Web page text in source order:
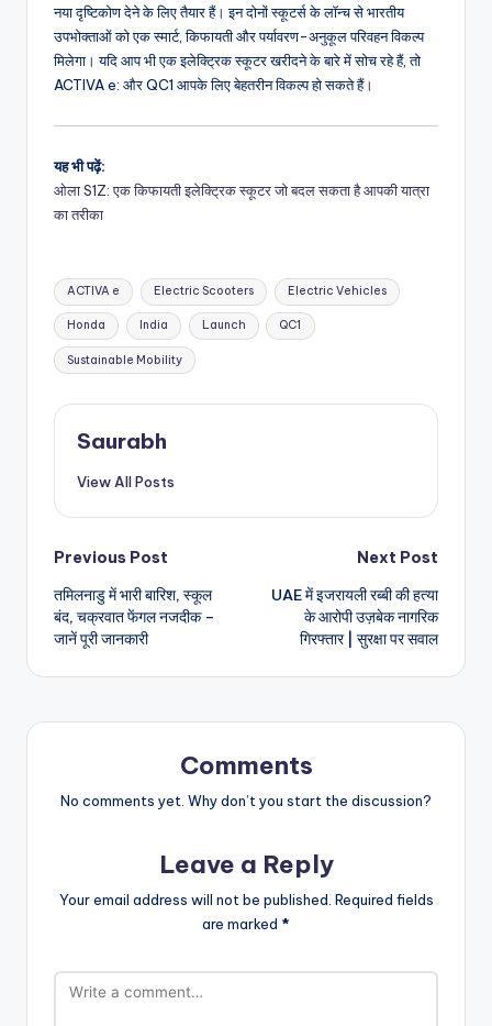
नया दृष्टिकोण देने के लिए तैयार हैं। इन दोनों स्कूटर्स के लॉन्च से भारतीय
उपभोक्ताओं को एक स्मार्ट, किफायती और पर्यावरण-अनुकूल परिवहन विकल्प
मिलेगा। यदि आप भी एक इलेक्ट्रिक स्कूटर खरीदने के बारे में सोच रहे हैं, तो
ACTIVA e: और QC1 आपके लिए बेहतरीन विकल्प हो सकते हैं।
यह भी पढ़ें:
ओला S1Z: एक किफायती इलेक्ट्रिक स्कूटर जो बदल सकता है आपकी यात्रा
का तरीका
Tags:
ACTIVA e Electric Scooters Electric Vehicles
Honda India Launch QC1
Sustainable Mobility
Saurabh
View All Posts
Post
navigation
Previous Post
तमिलनाडु में भारी बारिश, स्कूल
बंद, चक्रवात फेंगल नजदीक –
जानें पूरी जानकारी
Next Post
UAE में इजरायली रब्बी की हत्या
के आरोपी उज़बेक नागरिक
गिरफ्तार | सुरक्षा पर सवाल
Comments
No comments yet. Why don’t you start the discussion?
Leave a Reply
Your email address will not be published. Required fields
are marked *